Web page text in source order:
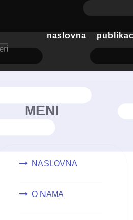
naslovna
MENI
NASLOVNA
O NAMA